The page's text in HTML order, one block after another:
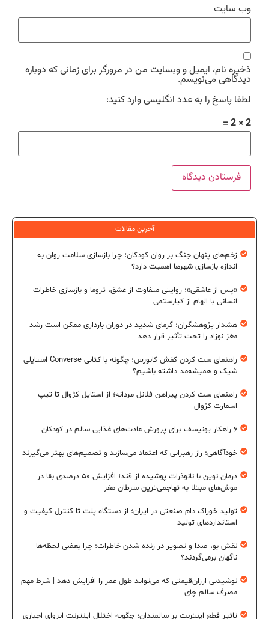
وب‌ سایت
ذخیره نام، ایمیل و وبسایت من در مرورگر برای زمانی که دوباره
دیدگاهی می‌نویسم.
لطفا پاسخ را به عدد انگلیسی وارد کنید:
2 × 2 =
آخرین مقالات
زخم‌های پنهان جنگ بر روان کودکان؛ چرا بازسازی سلامت روان به
اندازه بازسازی شهرها اهمیت دارد؟
«پس از عاشقی»؛ روایتی متفاوت از عشق، تروما و بازسازی خاطرات
انسانی با الهام از کیارستمی
هشدار پژوهشگران: گرمای شدید در دوران بارداری ممکن است رشد
مغز نوزاد را تحت تأثیر قرار دهد
راهنمای ست کردن کفش کانورس؛ چگونه با کتانی Converse استایلی
شیک و همیشه‌مد داشته باشیم؟
راهنمای ست کردن پیراهن فلانل مردانه؛ از استایل کژوال تا تیپ
اسمارت کژوال
۶ راهکار یونیسف برای پرورش عادت‌های غذایی سالم در کودکان
خودآگاهی؛ راز رهبرانی که اعتماد می‌سازند و تصمیم‌های بهتر می‌گیرند
درمان نوین با نانوذرات پوشیده از قند؛ افزایش ۵۰ درصدی بقا در
موش‌های مبتلا به تهاجمی‌ترین سرطان مغز
تولید خوراک دام صنعتی در ایران؛ از دستگاه پلت تا کنترل کیفیت و
استانداردهای تولید
نقش بو، صدا و تصویر در زنده شدن خاطرات؛ چرا بعضی لحظه‌ها
ناگهان برمی‌گردند؟
نوشیدنی ارزان‌قیمتی که می‌تواند طول عمر را افزایش دهد | شرط مهم
مصرف سالم چای
تاثیر قطع اینترنت بر سالمندان؛ چگونه اختلال اینترنت انزوای اجباری